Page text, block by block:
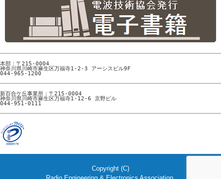
本部：〒215-0004
神奈川県川崎市麻生区万福寺1-2-3 アーシスビル9F
044-965-1200
新百合ケ丘事業所：〒215-0004
神奈川県川崎市麻生区万福寺1-12-6 京野ビル
044-951-0111
Copyright (C)